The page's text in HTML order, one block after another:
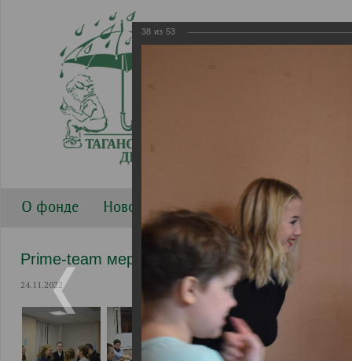
О фонде Новости Направления работы
Prime-team мероприятия
24.11.2022
38 из 53